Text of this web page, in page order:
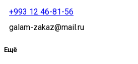
+993 12 46-81-56
galam-zakaz@mail.ru
Ещё